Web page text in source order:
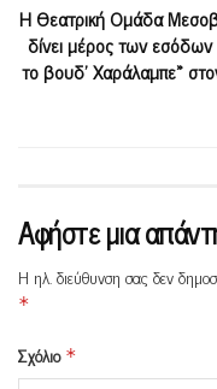
Η Θεατρική Ομάδα
δίνει μέρος των
το βουδ’ Χαράλαμπε»
Αφήστε μια
Η ηλ. διεύθυνση σας δεν
*
Σχόλιο *